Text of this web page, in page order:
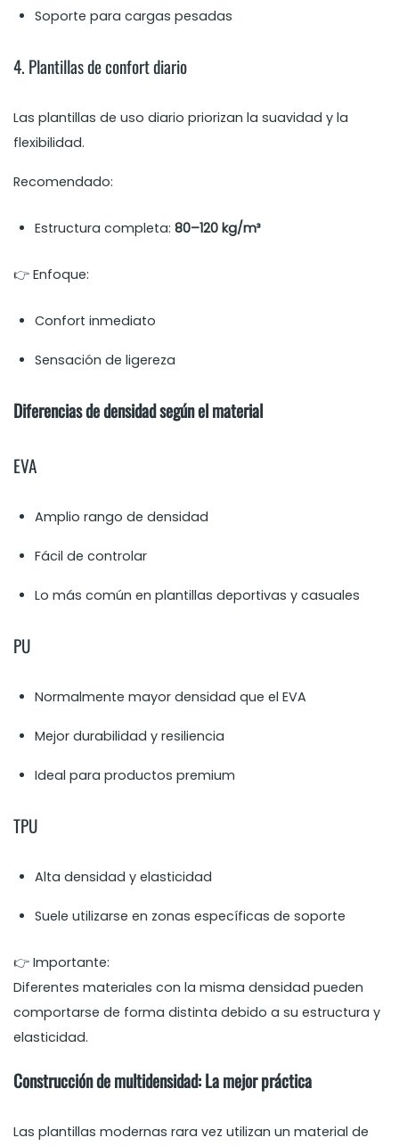
Soporte para cargas pesadas
4. Plantillas de confort diario
Las plantillas de uso diario priorizan la suavidad y la
flexibilidad.
Recomendado:
Estructura completa:80–120 kg/m³
👉 Enfoque:
Confort inmediato
Sensación de ligereza
Diferencias de densidad según el material
EVA
Amplio rango de densidad
Fácil de controlar
Lo más común en plantillas deportivas y casuales
PU
Normalmente mayor densidad que el EVA
Mejor durabilidad y resiliencia
Ideal para productos premium
TPU
Alta densidad y elasticidad
Suele utilizarse en zonas específicas de soporte
👉 Importante:
Diferentes materiales con la misma densidad pueden
comportarse de forma distinta debido a su estructura y
elasticidad.
Construcción de multidensidad: La mejor práctica
Las plantillas modernas rara vez utilizan un material de